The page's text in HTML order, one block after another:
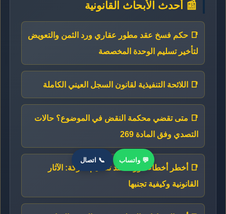
📰 أحدث الأبحاث القانونية
📑 حكم فسخ عقد مطور عقاري ورد الثمن والتعويض
لتأخير تسليم الوحدة المخصصة
📑 اللائحة التنفيذية لقانون السجل العيني الكاملة
📑 متى تقضي محكمة النقض في الموضوع؟ حالات
التصدي وفق المادة 269
📑 أخطر أخطاء الورثة عند تقسيم التركة: الآثار
القانونية وكيفية تجنبها
💬 واتساب 📞 اتصال